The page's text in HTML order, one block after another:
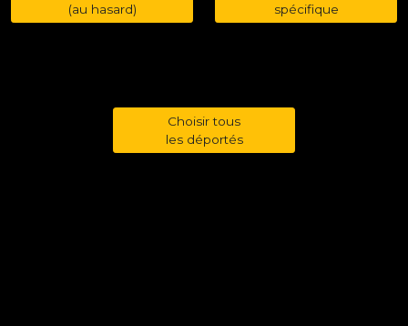
(au hasard)
spécifique
Choisir tous
les déportés